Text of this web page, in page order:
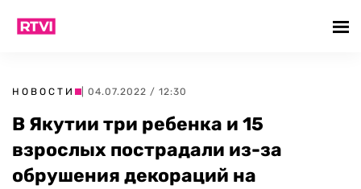
НОВОСТИ | 04.07.2022 / 12:30
В Якутии три ребенка и 15
взрослых пострадали из-за
обрушения декораций на